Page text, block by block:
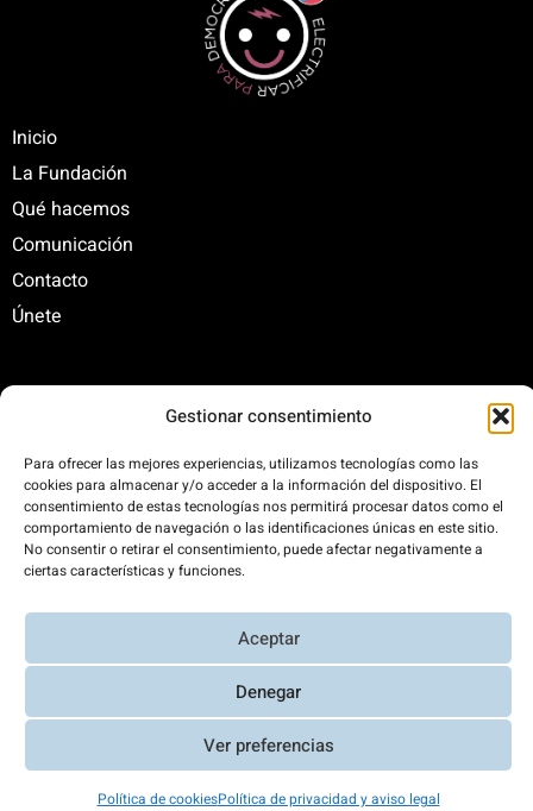
Gestionar consentimiento
Para ofrecer las mejores experiencias, utilizamos tecnologías como las
cookies para almacenar y/o acceder a la información del dispositivo. El
consentimiento de estas tecnologías nos permitirá procesar datos como el
comportamiento de navegación o las identificaciones únicas en este sitio.
No consentir o retirar el consentimiento, puede afectar negativamente a
ciertas características y funciones.
Aceptar
Denegar
Ver preferencias
Política de cookiesPolítica de privacidad y aviso legal
Inicio
La Fundación
Qué hacemos
Comunicación
Contacto
Únete
C/ Santa Engracia, 108. 5º Interior. Izda. 28003
fundacion@fundacionrenovables.org
comunicacion@fundacionrenovables.org
Compensamos la huella de carbono en un
renovables.
Aviso Legal y Política de Privacidad|Transparencia|Diseño web
Richard Casares